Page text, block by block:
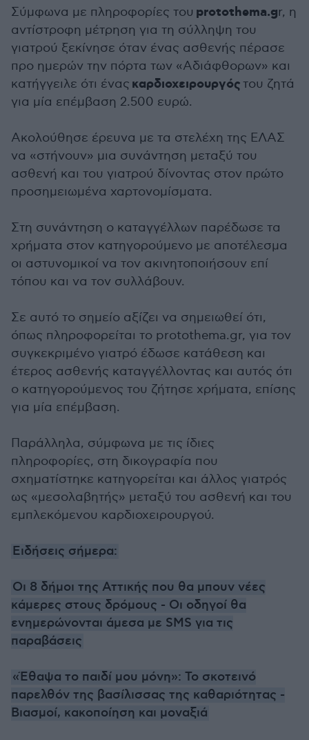
Σύμφωνα με πληροφορίες του protothema.gr, η
αντίστροφη μέτρηση για τη σύλληψη του
γιατρού ξεκίνησε όταν ένας ασθενής πέρασε
προ ημερών την πόρτα των «Αδιάφθορων» και
κατήγγειλε ότι ένας καρδιοχειρουργόςτου ζητά
για μία επέμβαση 2.500 ευρώ.
Ακολούθησε έρευνα με τα στελέχη της ΕΛΑΣ
να «στήνουν» μια συνάντηση μεταξύ του
ασθενή και του γιατρού δίνοντας στον πρώτο
προσημειωμένα χαρτονομίσματα.
Στη συνάντηση ο καταγγέλλων παρέδωσε τα
χρήματα στον κατηγορούμενο με αποτέλεσμα
οι αστυνομικοί να τον ακινητοποιήσουν επί
τόπου και να τον συλλάβουν.
Σε αυτό το σημείο αξίζει να σημειωθεί ότι,
όπως πληροφορείται το protothema.gr, για τον
συγκεκριμένο γιατρό έδωσε κατάθεση και
έτερος ασθενής καταγγέλλοντας και αυτός ότι
ο κατηγορούμενος του ζήτησε χρήματα, επίσης
για μία επέμβαση.
Παράλληλα, σύμφωνα με τις ίδιες
πληροφορίες, στη δικογραφία που
σχηματίστηκε κατηγορείται και άλλος γιατρός
ως «μεσολαβητής» μεταξύ του ασθενή και του
εμπλεκόμενου καρδιοχειρουργού.
Ειδήσεις σήμερα:
Οι 8 δήμοι της Αττικής που θα μπουν νέες
κάμερες στους δρόμους - Οι οδηγοί θα
ενημερώνονται άμεσα με SMS για τις
παραβάσεις
«Έθαψα το παιδί μου μόνη»: Το σκοτεινό
παρελθόν της βασίλισσας της καθαριότητας -
Bιασμοί, κακοποίηση και μοναξιά